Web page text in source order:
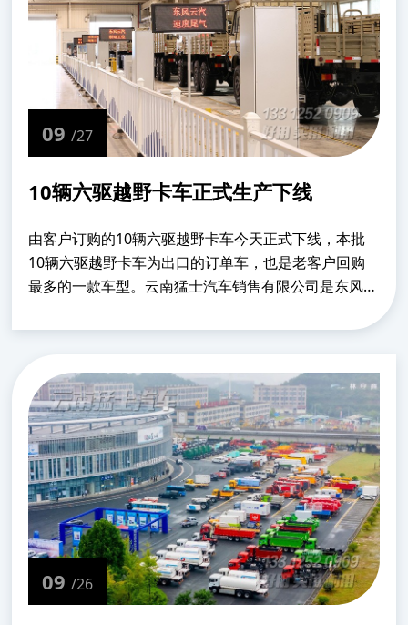
09/27
10辆六驱越野卡车正式生产下线
由客户订购的10辆六驱越野卡车今天正式下线，本批
10辆六驱越野卡车为出口的订单车，也是老客户回购
最多的一款车型。云南猛士汽车销售有限公司是东风云
都经过东风云南汽车有限公司严格检验，从配件采购到
09/26